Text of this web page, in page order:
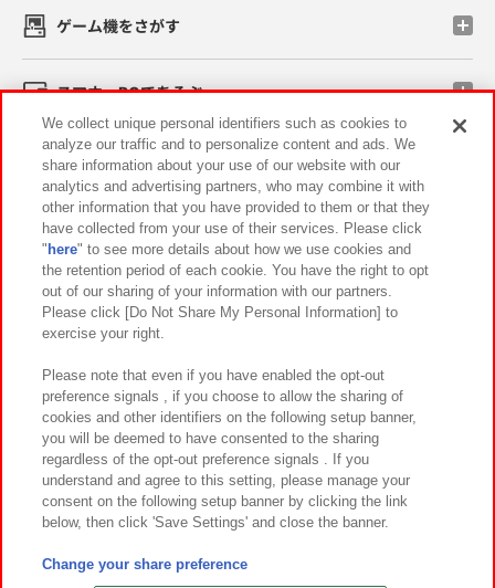
ゲーム機をさがす
スマホ・PCであそぶ
イベント・キャンペーン
関連会社 サステナビリティ サイトポリシー
プライバシーポリシー ウェブアクセシビリティ方針と検証結果
お取引先さまとともに
カスタマーハラスメント対応方針 よくあるご質問・お問い合わせ
©Bandai Namco Amusement Inc.
©Bandai Namco Amusement Lab Inc.
We collect unique personal identifiers such as cookies to
analyze our traffic and to personalize content and ads. We
share information about your use of our website with our
analytics and advertising partners, who may combine it with
other information that you have provided to them or that they
have collected from your use of their services. Please click
" here" to see more details about how we use cookies and
the retention period of each cookie. You have the right to opt
out of our sharing of your information with our partners.
Please click [Do Not Share My Personal Information] to
exercise your right.
Please note that even if you have enabled the opt-out
preference signals , if you choose to allow the sharing of
cookies and other identifiers on the following setup banner,
you will be deemed to have consented to the sharing
regardless of the opt-out preference signals . If you
understand and agree to this setting, please manage your
consent on the following setup banner by clicking the link
below, then click 'Save Settings' and close the banner.
Change your share preference